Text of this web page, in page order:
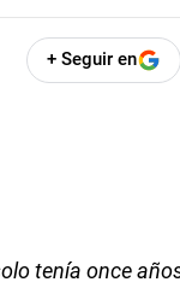
+ Seguir en
tenía once